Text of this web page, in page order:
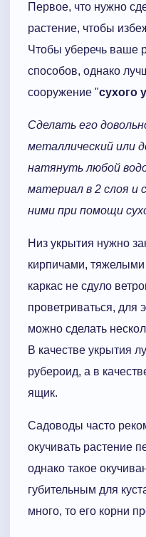
Первое, что нужно
растение, чтобы
Чтобы уберечь ваше
способов, однако
сооружение "сухого
Сделать его
металлический или
натянуть любой
материал в 2 слоя и
ними при помощи
Низ укрытия нужно
кирпичами,
каркас не сдуло
проветриваться, для
можно сделать
В качестве укрытия
рубероид, а в
ящик.
Садоводы часто
окучивать растение
однако такое
губительным для
много, то его корни